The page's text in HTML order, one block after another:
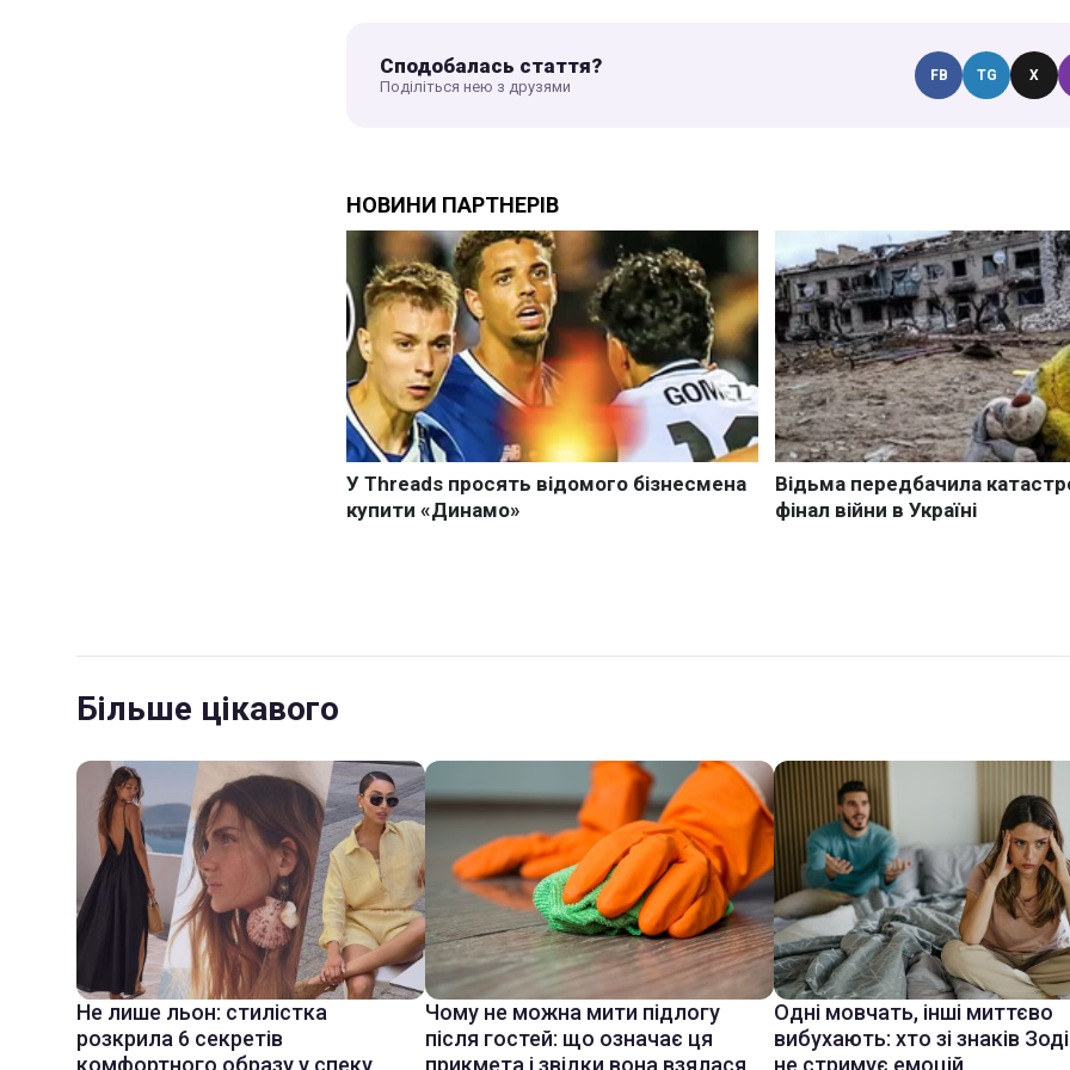
Сподобалась стаття?
Поділіться нею з друзями
FB TG X
Більше цікавого
Не лише льон: стилістка
розкрила 6 секретів
комфортного образу у спеку
Чому не можна мити підлогу
після гостей: що означає ця
прикмета і звідки вона взялася
Одні мовчать, інші миттєво
вибухають: хто зі знаків
не стримує емоцій